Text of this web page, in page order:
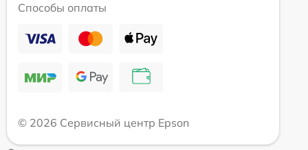
Способы оплаты
© 2026 Сервисный центр Epson